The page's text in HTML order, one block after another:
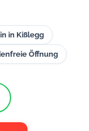
in Kißlegg
Öffnung